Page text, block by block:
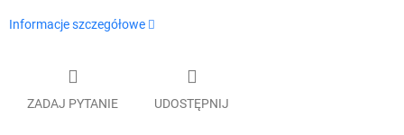
Informacje szczegółowe
ZADAJ PYTANIE UDOSTĘPNIJ